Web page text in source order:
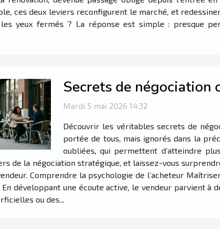
ces deux leviers reconfigurent le marché, et
yeux fermés ? La réponse est simple : presque
Secrets de négociation
Mardi 5 mai 2026 14:32
Découvrir les véritables secrets de
portée de tous, mais ignorés dans la
oubliées, qui permettent d’atteindre
de la négociation stratégique, et laissez-vous
Comprendre la psychologie de l’acheteur
En développant une écoute active, le vendeur parvient
ou des...